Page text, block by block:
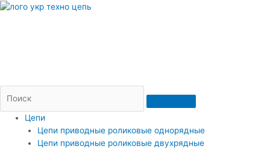
Перейти
Цепи
Цепи приводные роликовые однорядные
Цепи приводные роликовые двухрядные